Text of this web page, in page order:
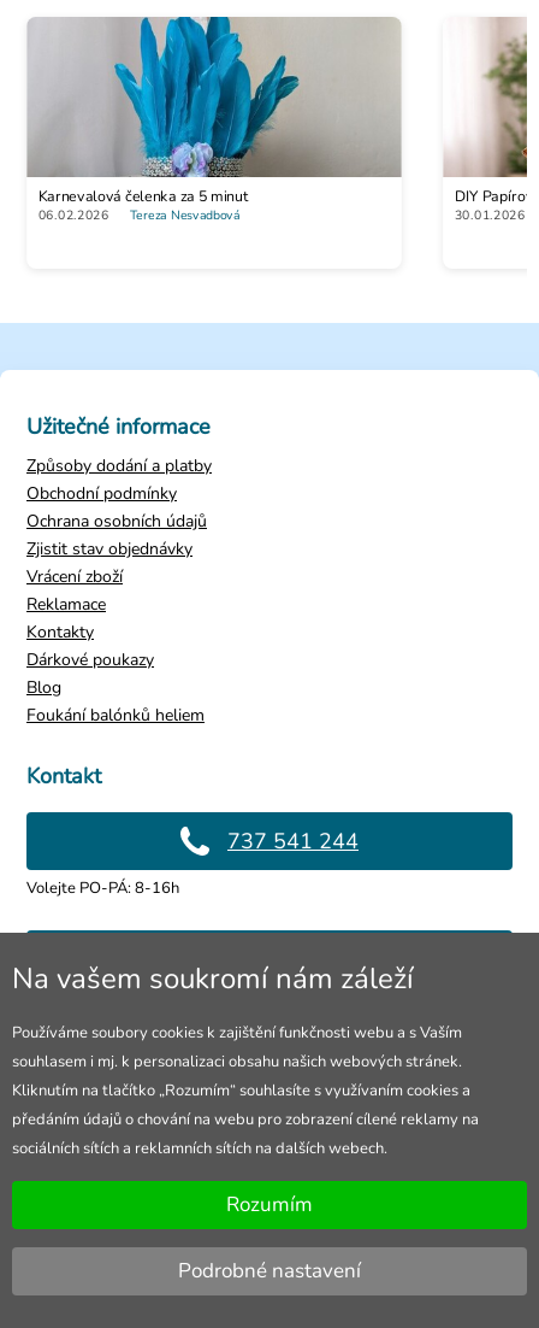
Karnevalová čelenka za 5 minut
06.02.2026 Tereza Nesvadbová
DIY
30.01.2026
Kontakt
737 541 244
Volejte PO-PÁ: 8-16h
info@4lol.cz
Prodejna Ostrava
28. října 250/285
Otevřeno Po-Pá 8-16h
Užitečné informace
Způsoby dodání a platby
Obchodní podmínky
Ochrana osobních údajů
Zjistit stav objednávky
Vrácení zboží
Reklamace
Kontakty
Dárkové poukazy
Blog
Foukání balónků heliem
Na vašem soukromí nám záleží
Používáme soubory cookies k zajištění funkčnosti webu a s Vaším
souhlasem i mj. k personalizaci obsahu našich webových stránek.
Kliknutím na tlačítko „Rozumím“ souhlasíte s využívaním cookies a
předáním údajů o chování na webu pro zobrazení cílené reklamy na
sociálních sítích a reklamních sítích na dalších webech.
Rozumím
Podrobné nastavení